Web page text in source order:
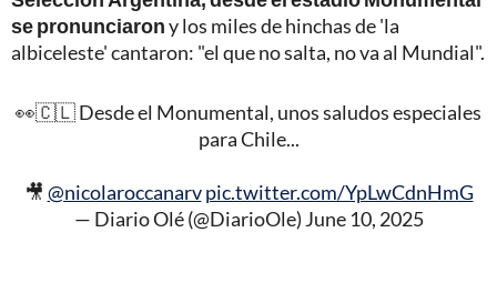
se pronunciarony los miles de hinchas de 'la
albiceleste' cantaron: "el que no salta, no va al Mundial".
👀🇨🇱 Desde el Monumental, unos saludos especiales
para Chile...
🎥 @nicolaroccanarv pic.twitter.com/YpLwCdnHmG
— Diario Olé (@DiarioOle) June 10, 2025